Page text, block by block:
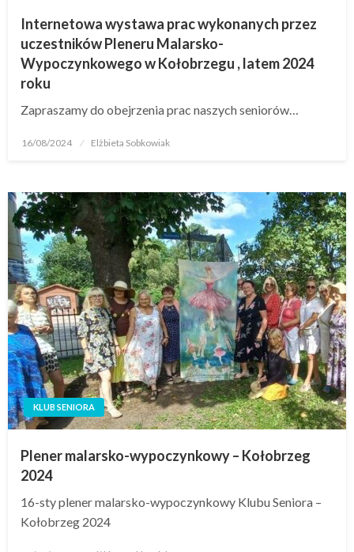
Internetowa wystawa prac wykonanych przez
uczestników Pleneru Malarsko-
Wypoczynkowego w Kołobrzegu , latem 2024
roku
Zapraszamy do obejrzenia prac naszych seniorów…
16/08/2024 Elżbieta Sobkowiak
KLUB SENIORA
Plener malarsko-wypoczynkowy – Kołobrzeg
2024
16-sty plener malarsko-wypoczynkowy Klubu Seniora –
Kołobrzeg 2024